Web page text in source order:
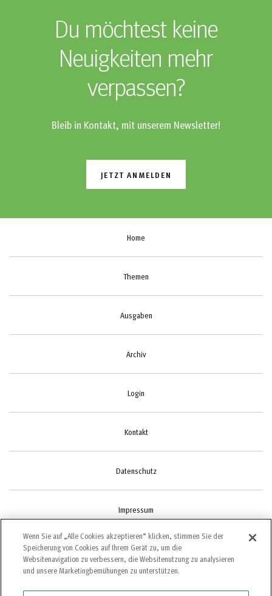
Du möchtest keine
Neuigkeiten mehr
verpassen?
Bleib in Kontakt, mit unserem Newsletter!
JETZT ANMELDEN
Home
Themen
Ausgaben
Archiv
Login
Kontakt
Datenschutz
Impressum
Cookie-Einstellungen
Wenn Sie auf „Alle Cookies akzeptieren“ klicken, stimmen Sie der
Speicherung von Cookies auf Ihrem Gerät zu, um die
Websitenavigation zu verbessern, die Websitenutzung zu analysieren
und unsere Marketingbemühungen zu unterstützen.